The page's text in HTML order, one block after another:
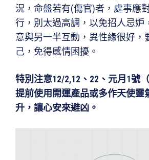
況，命盤若有(傷官)者，處事應
行，別太過高調，以免招人忌妒
意與另一半互動，異性緣很好，
己，免得感情困擾。
特別注意12/2,12、22、元月1號
提前使用開運產品或多作天使靈
升，讓心安來避凶。